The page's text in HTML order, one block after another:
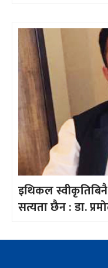
इथिकल
सत्यता छैन : डा.